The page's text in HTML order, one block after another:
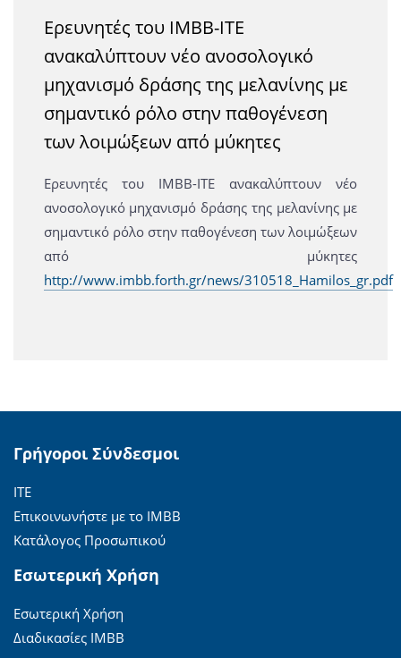
Ερευνητές του ΙΜΒΒ-ΙΤΕ
ανακαλύπτουν νέο ανοσολογικό
μηχανισμό δράσης της μελανίνης με
σημαντικό ρόλο στην παθογένεση
των λοιμώξεων από μύκητες
Ερευνητές του ΙΜΒΒ-ΙΤΕ ανακαλύπτουν νέο
ανοσολογικό μηχανισμό δράσης της μελανίνης με
σημαντικό ρόλο στην παθογένεση των λοιμώξεων
από μύκητες
http://www.imbb.forth.gr/news/310518_Hamilos_gr.pdf
Γρήγοροι Σύνδεσμοι
ΙΤΕ
Επικοινωνήστε με το ΙΜΒΒ
Κατάλογος Προσωπικού
Εσωτερική Χρήση
Εσωτερική Χρήση
Διαδικασίες ΙΜΒΒ